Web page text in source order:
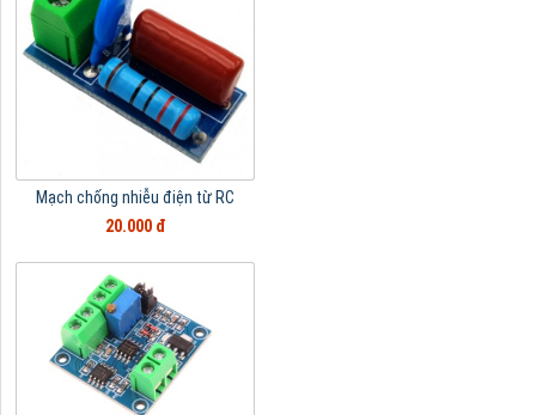
Mạch chống nhiễu điện từ RC
20.000 đ